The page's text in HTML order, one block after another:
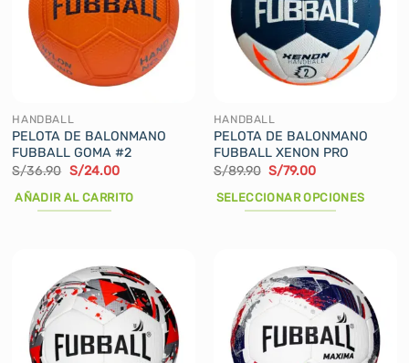
HANDBALL
PELOTA DE BALONMANO
FUBBALL GOMA #2
S/36.90 El
original
era:
S/24.00El
actual
AÑADIR AL CARRITO
HANDBALL
PELOTA DE BALONMANO
FUBBALL XENON PRO
S/89.90 El
original
era:
S/79.00El
actual
es:
SELECCIONAR OPCIONES
múltiples
variantes.
Las
opciones